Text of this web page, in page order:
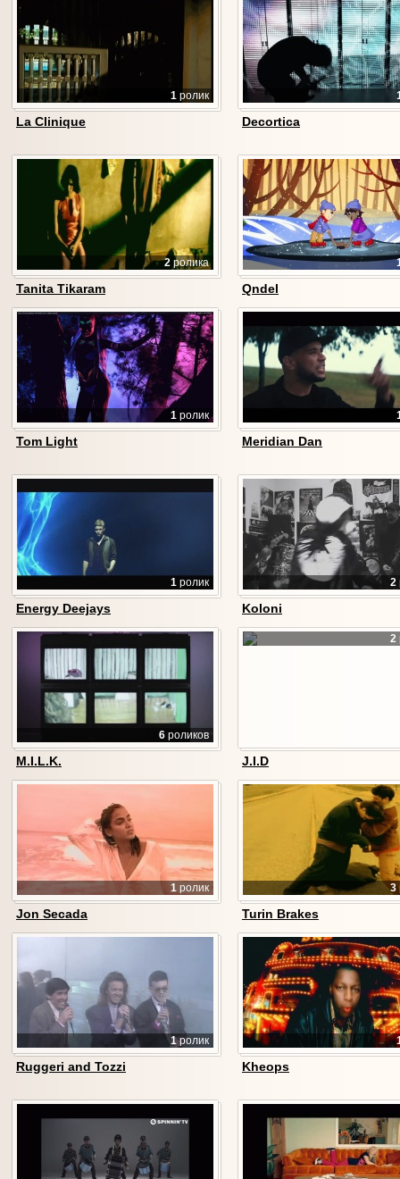
1 ролик
La Clinique Decortica
2 ролика
Tanita Tikaram Qndel
1 ролик
Tom Light Meridian Dan
1 ролик
Energy Deejays
2
Koloni
6 роликов
M.I.L.K.
2
J.I.D
1 ролик
Jon Secada
3
Turin Brakes
1ролик
Ruggeri and Tozzi Kheops